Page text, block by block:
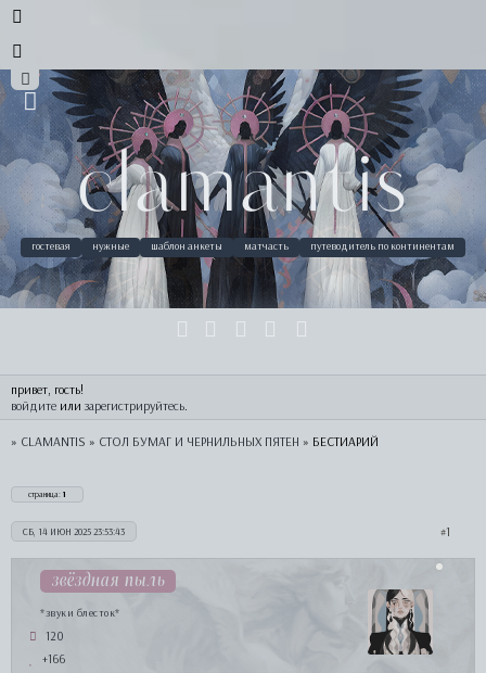
гостевая нужные шаблон анкеты матчасть путеводитель по континентам
clamantis
привет, гость!
войдите или зарегистрируйтесь.
» CLAMANTIS » СТОЛ БУМАГ И ЧЕРНИЛЬНЫХ ПЯТЕН » БЕСТИАРИЙ
страница: 1
1
СБ, 14 ИЮН 2025 23:53:43
звёздная пыль
*звуки блесток*
120
+166